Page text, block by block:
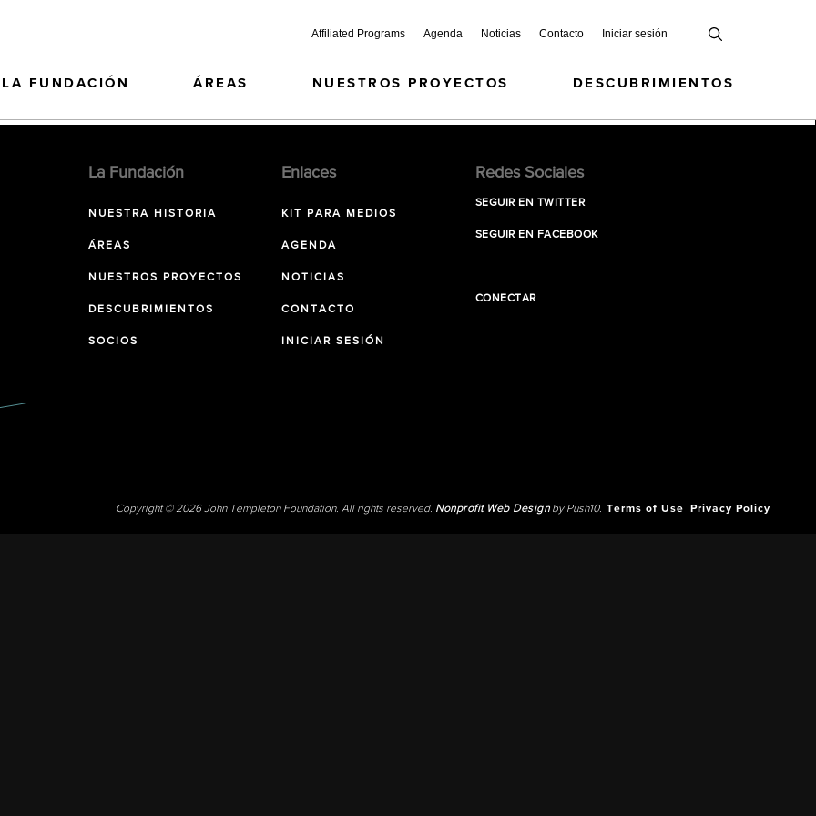
Affiliated Programs Agenda Noticias Contacto Iniciar sesión
LA FUNDACIÓN ÁREAS NUESTROS PROYECTOS DESCUBRIMIENTOS
La Fundación
NUESTRA HISTORIA
ÁREAS
NUESTROS PROYECTOS
DESCUBRIMIENTOS
SOCIOS
Enlaces
KIT PARA MEDIOS
AGENDA
NOTICIAS
CONTACTO
INICIAR SESIÓN
Redes Sociales
SEGUIR EN TWITTER
SEGUIR EN FACEBOOK
CONECTAR
Copyright © 2026 John Templeton Foundation. All rights reserved. Nonprofit Web Designby Push10. Terms of Use Privacy Policy